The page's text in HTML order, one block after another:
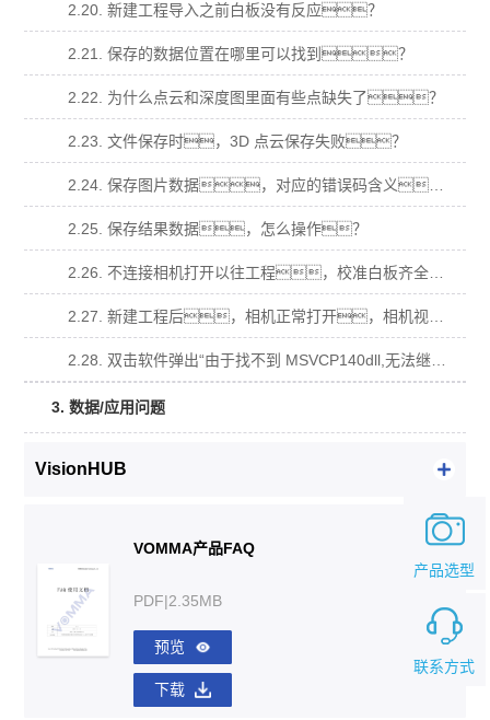
2.20. 新建工程导入之前白板没有反应？
2.21. 保存的数据位置在哪里可以找到？
2.22. 为什么点云和深度图里面有些点缺失了？
2.23. 文件保存时，3D 点云保存失败？
2.24. 保存图片数据，对应的错误码含义。
2.25. 保存结果数据，怎么操作？
2.26. 不连接相机打开以往工程，校准白板齐全，导入原图计算不出数据？
2.27. 新建工程后，相机正常打开，相机视图有视频流，拍照算不出数据？
2.28. 双击软件弹出“由于找不到 MSVCP140dll,无法继续执行代码，需要安装程序可 能会解决此问题.”窗口？
3. 数据/应用问题
VisionHUB
VOMMA产品FAQ
PDF|2.35MB
预览
下载
联系方式
产品选型